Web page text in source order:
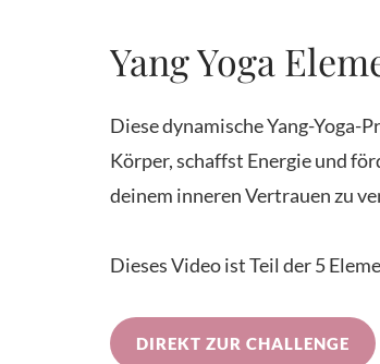
Yang Yoga
Diese dynamische Yang-
Körper, schaffst Energie und
deinem inneren Vertrauen zu
Dieses Video ist Teil der 5
DIREKT ZUR CHALLENGE